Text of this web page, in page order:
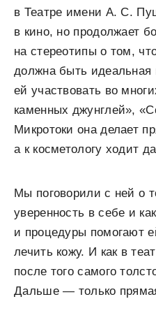
в Театре имени А. С.
в кино, но продолжает
на стереотипы о том,
должна быть идеальная
ей участвовать во
каменных джунглей»,
Микротоки она делает
а к косметологу ходит
Мы поговорили с ней о
уверенность в себе и
и процедуры помогают
лечить кожу. И как в
после того самого
Дальше — только